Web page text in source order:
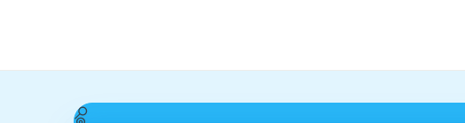
Studiengang oder Hochschule